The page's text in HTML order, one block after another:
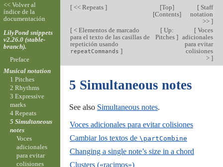
[<< Repeats ] [Top]
[Contents]
[Staff
notation
>> ]
[< Elementos de marcado
para el texto de las casillas de
repetición usando
repeatCommands ]
[Up:
Pitches]
[Voces
adicionales
para evitar
colisiones
> ]
5 Simultaneous notes
See also Simultaneous notes.
Voces adicionales para evitar colisiones
Cambiar los textos de \partCombine
Changing a single note’s size in a chord
Clusters («racimos»)
<< Volver al
índice de la
documentación
LilyPond snippets
v2.26.0 (stable-
branch).
Preface
Musical notation
1 Pitches
2 Rhythms
3 Expressive
marks
4 Repeats
5 Simultaneous
notes
Voces
adicionales
para evitar
colisiones